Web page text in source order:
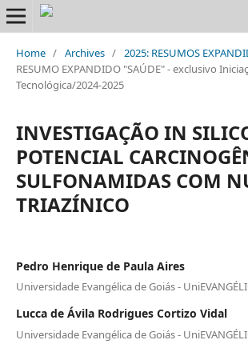
Home / Archives / 2025: RESUMOS
RESUMO EXPANDIDO "SAÚDE" - exclusivo
Tecnológica/2024-2025
INVESTIGAÇÃO IN
POTENCIAL
SULFONAMIDAS COM
TRIAZÍNICO
Pedro Henrique de Paula Aires
Universidade Evangélica de Goiás -
Lucca de Ávila Rodrigues Cortizo Vidal
Universidade Evangélica de Goiás -